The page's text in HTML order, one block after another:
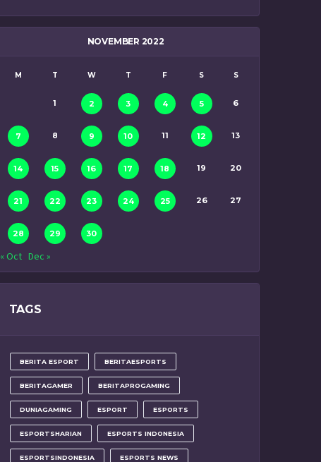
NOVEMBER 2022
M T W T F S S
1 2 3 4 5 6
7 8 9 10 11 12 13
14 15 16 17 18 19 20
21 22 23 24 25 26 27
28 29 30
« Oct Dec »
TAGS
BERITA ESPORT BERITAESPORTS
BERITAGAMER BERITAPROGAMING
DUNIAGAMING ESPORT ESPORTS
ESPORTSHARIAN ESPORTS INDONESIA
ESPORTSINDONESIA ESPORTS NEWS